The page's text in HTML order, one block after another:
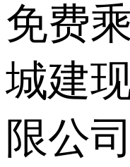
免费
城建
限公